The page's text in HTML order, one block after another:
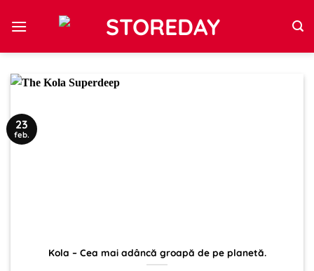
Kola – Cea mai adâncă groapă de pe planetă.
23
feb.